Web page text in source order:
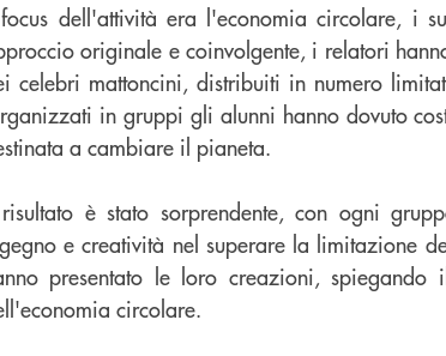
dell'attività era l'economia circolare, i
originale e coinvolgente, i relatori
celebri mattoncini, distribuiti in numero
in gruppi gli alunni hanno dovuto
a cambiare il pianeta.
è stato sorprendente, con ogni
e creatività nel superare la limitazione
presentato le loro creazioni,
circolare.